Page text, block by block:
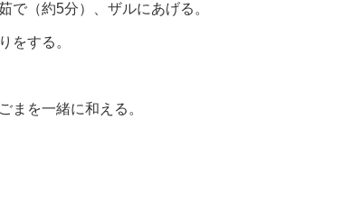
（約5分）、ザルにあげる。
をする。
を一緒に和える。